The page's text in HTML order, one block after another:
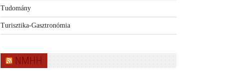
Tudomány
Turisztika-Gasztronómia
NMHH